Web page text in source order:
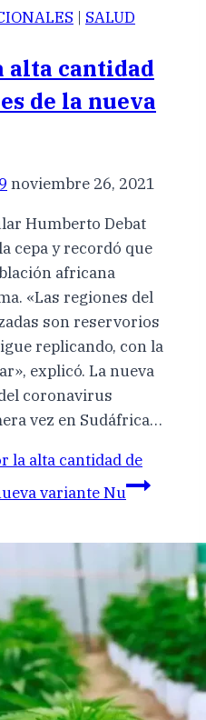
| SALUD
alta cantidad
de la nueva
noviembre 26, 2021
Humberto Debat
cepa y recordó que
africana
«Las regiones del
son reservorios
replicando, con la
explicó. La nueva
coronavirus
vez en Sudáfrica…
la alta cantidad de
variante Nu